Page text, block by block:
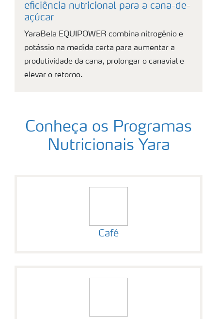
eficiência nutricional para a cana-de-
açúcar
YaraBela EQUIPOWER combina nitrogênio e
potássio na medida certa para aumentar a
produtividade da cana, prolongar o canavial e
elevar o retorno.
Conheça os Programas
Nutricionais Yara
Café